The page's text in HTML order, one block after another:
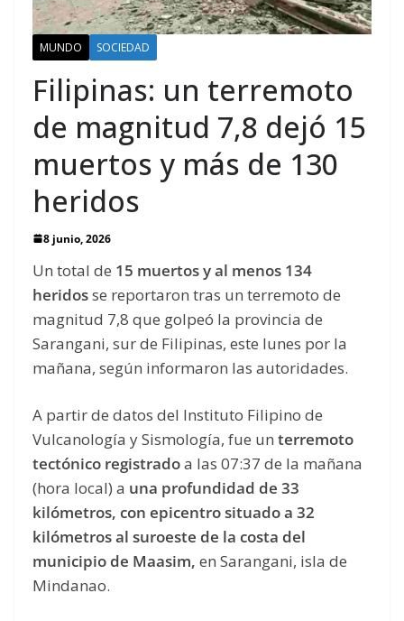
MUNDO SOCIEDAD
Filipinas: un terremoto
de magnitud 7,8 dejó 15
muertos y más de 130
heridos
8 junio, 2026
Un total de 15 muertos y al menos 134
heridosse reportaron tras un terremoto de
magnitud 7,8 que golpeó la provincia de
Sarangani, sur de Filipinas, este lunes por la
mañana, según informaron las autoridades.
A partir de datos del Instituto Filipino de
Vulcanología y Sismología, fue un terremoto
tectónico registradoa las 07:37 de la mañana
(hora local) a una profundidad de 33
kilómetros, con epicentro situado a 32
kilómetros al suroeste de la costa del
municipio de Maasim, en Sarangani, isla de
Mindanao.